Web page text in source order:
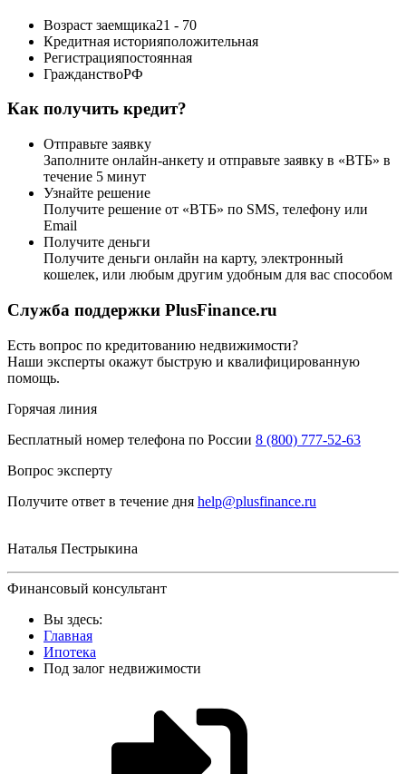
Возраст заемщика21 - 70
Кредитная историяположительная
Регистрацияпостоянная
ГражданствоРФ
Как получить кредит?
Отправьте заявку
Заполните онлайн-анкету и отправьте заявку в «ВТБ» в
течение 5 минут
Узнайте решение
Получите решение от «ВТБ» по SMS, телефону или
Email
Получите деньги
Получите деньги онлайн на карту, электронный
кошелек, или любым другим удобным для вас способом
Служба поддержки PlusFinance.ru
Есть вопрос по кредитованию недвижимости?
Наши эксперты окажут быструю и квалифицированную
помощь.
Горячая линия
Бесплатный номер телефона по России 8 (800) 777-52-63
Вопрос эксперту
Получите ответ в течение дня help@plusfinance.ru
Наталья Пестрыкина
Финансовый консультант
Вы здесь:
Главная
Ипотека
Под залог недвижимости